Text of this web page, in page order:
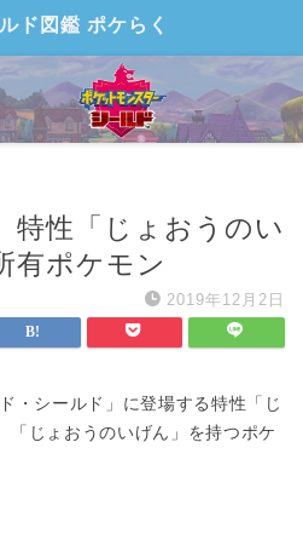
ド図鑑 ポケらく
特性「じょおうのい
有ポケモン
2019年12月2日
・シールド」に登場する特性「じ
「じょおうのいげん」を持つポケ